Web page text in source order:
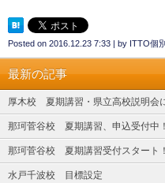
Posted on 2016.12.23 7:33 | by ITTO個
最新の記事
厚木校 夏期講習・県立高校説明会
那珂菅谷校 夏期講習、申込受付中
那珂菅谷校 夏期講習受付スタート
水戸千波校 目標設定